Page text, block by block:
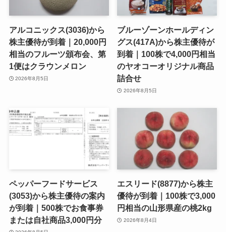
アルコニックス(3036)から
株主優待が到着｜20,000円
相当のフルーツ頒布会、第
1便はクラウンメロン
2026年8月5日
ブルーゾーンホールディン
グス(417A)から株主優待が
到着｜100株で4,000円相当
のヤオコーオリジナル商品
詰合せ
2026年8月5日
ペッパーフードサービス
(3053)から株主優待の案内
が到着｜500株でお食事券
または自社商品3,000円分
エスリード(8877)から株主
優待が到着｜100株で3,000
円相当の山形県産の桃2kg
2026年8月4日